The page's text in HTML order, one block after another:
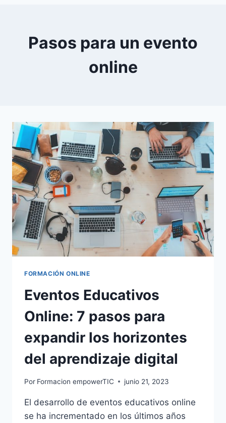
Pasos para un evento
online
FORMACIÓN ONLINE
Eventos Educativos
Online: 7 pasos para
expandir los horizontes
del aprendizaje digital
Por Formacion empowerTIC junio 21, 2023
El desarrollo de eventos educativos online
se ha incrementado en los últimos años